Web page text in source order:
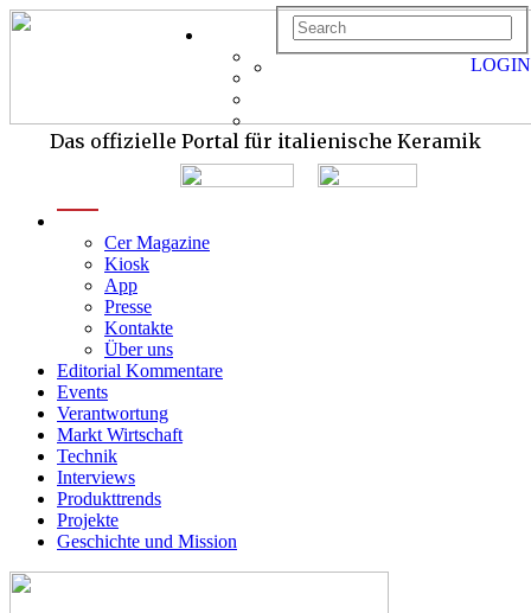
Das offizielle Portal für italienische Keramik
Cer Magazine
Kiosk
App
Presse
Kontakte
Über uns
Editorial Kommentare
Events
Verantwortung
Markt Wirtschaft
Technik
Interviews
Produkttrends
Projekte
Geschichte und Mission
LOGIN